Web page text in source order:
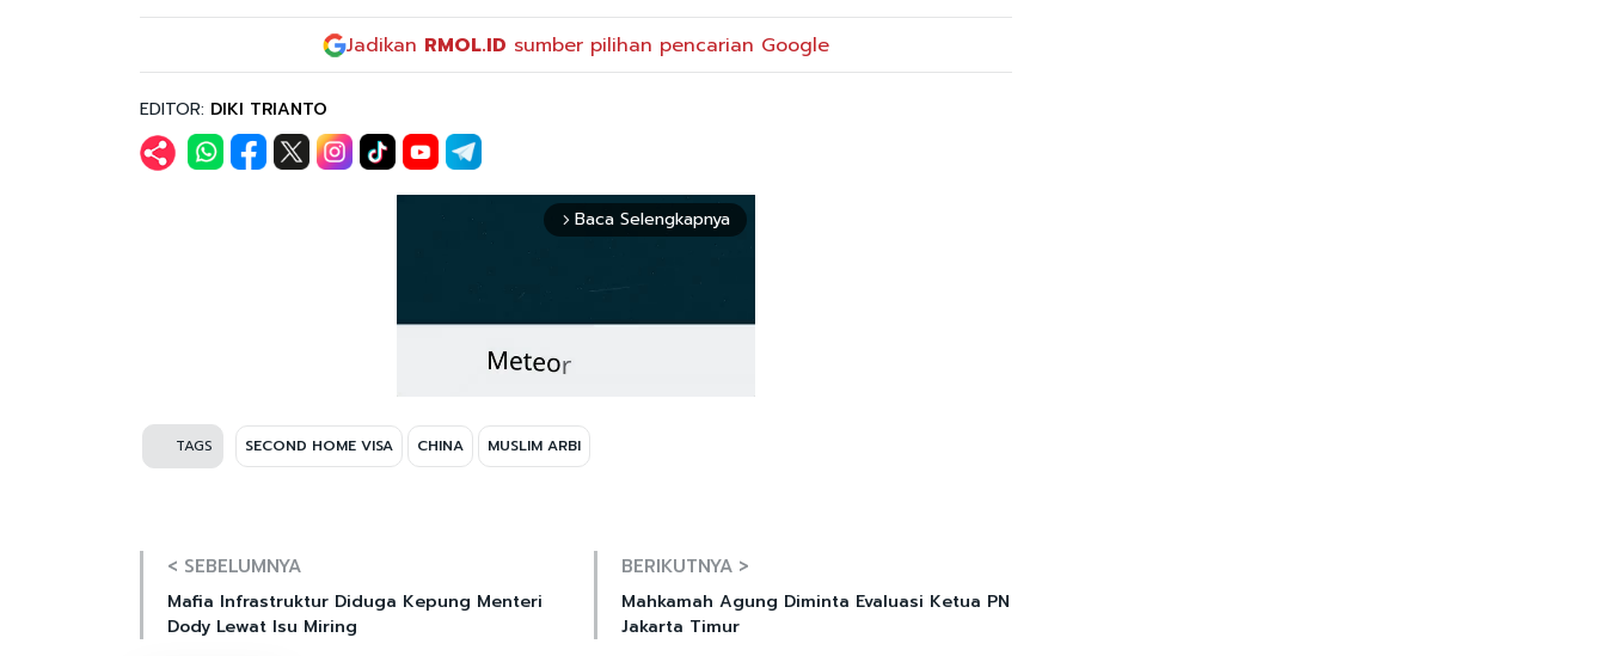
Jadikan RMOL.ID sumber pilihan pencarian Google
EDITOR: DIKI TRIANTO
arrow_forward_ios Baca Selengkapnya
TAGS SECOND HOME VISA CHINA MUSLIM ARBI
< SEBELUMNYA
Mafia Infrastruktur Diduga Kepung Menteri
Dody Lewat Isu Miring
BERIKUTNYA >
Mahkamah Agung Diminta Evaluasi Ketua PN
Jakarta Timur